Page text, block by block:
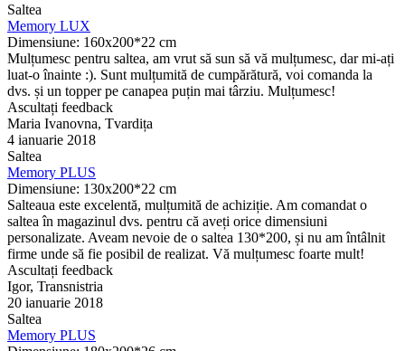
Saltea
Memory LUX
Dimensiune: 160x200*22 cm
Mulțumesc pentru saltea, am vrut să sun să vă mulțumesc, dar mi-ați
luat-o înainte :). Sunt mulțumită de cumpărătură, voi comanda la
dvs. și un topper pe canapea puțin mai târziu. Mulțumesc!
Ascultați feedback
Maria Ivanovna, Tvardița
4 ianuarie 2018
Saltea
Memory PLUS
Dimensiune: 130х200*22 cm
Salteaua este excelentă, mulțumită de achiziție. Am comandat o
saltea în magazinul dvs. pentru că aveți orice dimensiuni
personalizate. Aveam nevoie de o saltea 130*200, și nu am întâlnit
firme unde să fie posibil de realizat. Vă mulțumesc foarte mult!
Ascultați feedback
Igor, Transnistria
20 ianuarie 2018
Saltea
Memory PLUS